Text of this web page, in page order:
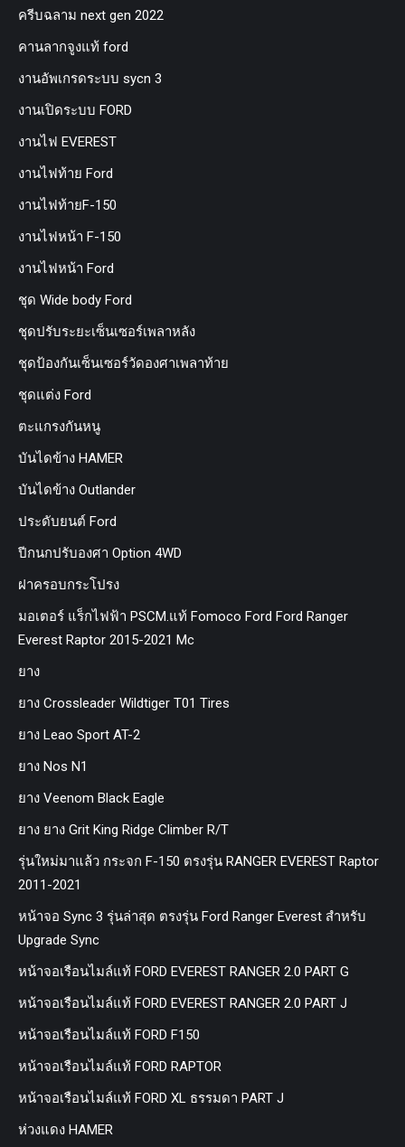
ครีบฉลาม next gen 2022
คานลากจูงแท้ ford
งานอัพเกรดระบบ sycn 3
งานเปิดระบบ FORD
งานไฟ EVEREST
งานไฟท้าย Ford
งานไฟท้ายF-150
งานไฟหน้า F-150
งานไฟหน้า Ford
ชุด Wide body Ford
ชุดปรับระยะเซ็นเซอร์เพลาหลัง
ชุดป้องกันเซ็นเซอร์วัดองศาเพลาท้าย
ชุดแต่ง Ford
ตะแกรงกันหนู
บันไดข้าง HAMER
บันไดข้าง Outlander
ประดับยนต์ Ford
ปีกนกปรับองศา Option 4WD
ฝาครอบกระโปรง
มอเตอร์ แร็กไฟฟ้า PSCM.แท้ Fomoco Ford Ford Ranger
Everest Raptor 2015-2021 Mc
ยาง
ยาง Crossleader Wildtiger T01 Tires
ยาง Leao Sport AT-2
ยาง Nos N1
ยาง Veenom Black Eagle
ยาง ยาง Grit King Ridge Climber R/T
รุ่นใหม่มาแล้ว กระจก F-150 ตรงรุ่น RANGER EVEREST Raptor
2011-2021
หน้าจอ Sync 3 รุ่นล่าสุด ตรงรุ่น Ford Ranger Everest สำหรับ
Upgrade Sync
หน้าจอเรือนไมล์แท้ FORD EVEREST RANGER 2.0 PART G
หน้าจอเรือนไมล์แท้ FORD EVEREST RANGER 2.0 PART J
หน้าจอเรือนไมล์แท้ FORD F150
หน้าจอเรือนไมล์แท้ FORD RAPTOR
หน้าจอเรือนไมล์แท้ FORD XL ธรรมดา PART J
ห่วงแดง HAMER